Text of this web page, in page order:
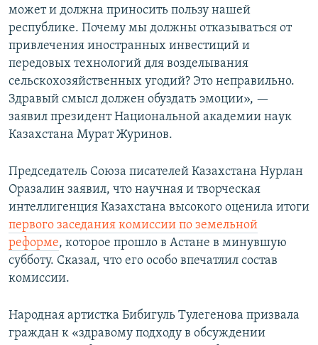
может и должна приносить пользу нашей
республике. Почему мы должны отказываться от
привлечения иностранных инвестиций и
передовых технологий для возделывания
сельскохозяйственных угодий? Это неправильно.
Здравый смысл должен обуздать эмоции», —
заявил президент Национальной академии наук
Казахстана Мурат Журинов.
Председатель Союза писателей Казахстана Нурлан
Оразалин заявил, что научная и творческая
интеллигенция Казахстана высокого оценила итоги
первого заседания комиссии по земельной
реформе, которое прошло в Астане в минувшую
субботу. Сказал, что его особо впечатлил состав
комиссии.
Народная артистка Бибигуль Тулегенова призвала
граждан к «здравому подходу в обсуждении